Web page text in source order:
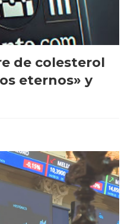
de colesterol
eternos» y